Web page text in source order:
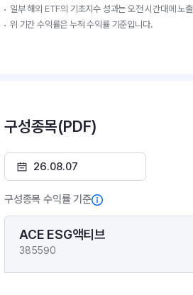
일부 해외 ETF의 기초지수 성과는 오전 시간대에 노
위 기간 수익률은 누적 수익률 기준입니다.
구성종목(PDF)
구성종목 수익률 기준
ACE ESG액티브
385590